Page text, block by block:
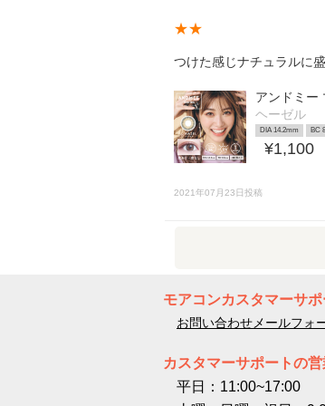
★★
つけた感じナチュラルに
アンドミー
ヘーゼル
DIA 14.2mm BC
¥1,100
2021年07月23日投稿
モアコンカスタマーサポ
お問い合わせメールフォ
カスタマーサポートの営
平日：11:00~17:00